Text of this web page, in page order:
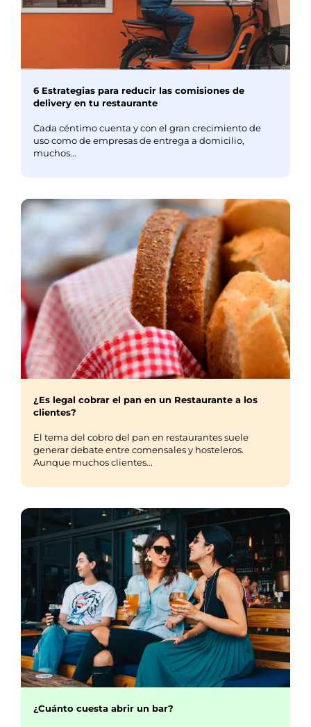
6 Estrategias para reducir las comisiones de
delivery en tu restaurante
Cada céntimo cuenta y con el gran crecimiento de
uso como de empresas de entrega a domicilio,
muchos...
¿Es legal cobrar el pan en un Restaurante a los
clientes?
El tema del cobro del pan en restaurantes suele
generar debate entre comensales y hosteleros.
Aunque muchos clientes...
¿Cuánto cuesta abrir un bar?